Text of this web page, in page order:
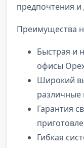
предпочтения и
Преимущества
Быстрая и
офисы
Широкий
различные
Гарантия
Гибкая